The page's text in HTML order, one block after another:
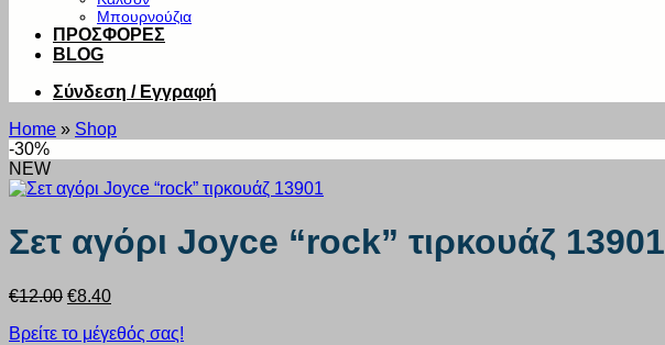
Μπουρνούζια
ΠΡΟΣΦΟΡΕΣ
BLOG
Σύνδεση / Εγγραφή
Home » Shop
-30%
NEW
Σετ αγόρι Joyce “rock” τιρκουάζ 13901
€12.00 Original
was:
€8.40Η
τιμή
Βρείτε το μέγεθός σας!